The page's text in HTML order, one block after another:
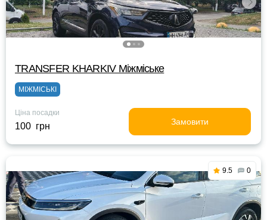
TRANSFER KHARKIV Міжміське
МІЖМІСЬКІ
Ціна посадки
100 грн Замовити
9.5 0